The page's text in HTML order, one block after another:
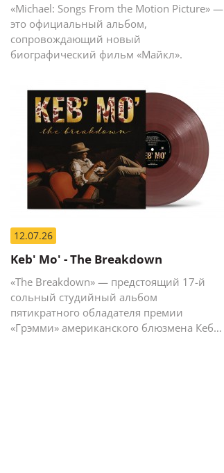
«Michael: Songs From the Motion Picture» —
это официальный альбом,
сопровождающий новый
биографический фильм «Майкл».
12.07.26
Keb' Mo' - The Breakdown
«The Breakdown» — предстоящий 17-й
сольный студийный альбом
пятикратного обладателя премии
«Грэмми» американского блюзмена Кеба